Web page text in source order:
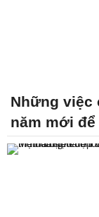
Những việc
năm mới